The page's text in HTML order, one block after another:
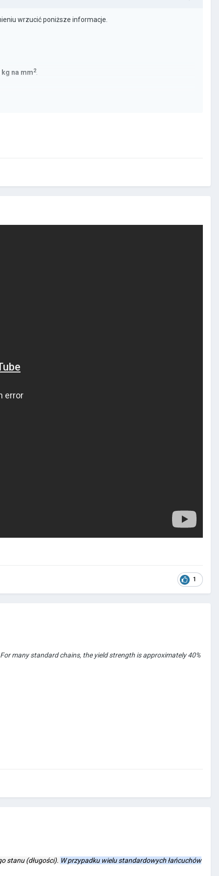
wrzucić poniższe informacje.
kg na mm2
1
many standard chains, the yield strength is approximately 40%
stanu (długości). W przypadku wielu standardowych łańcuchów